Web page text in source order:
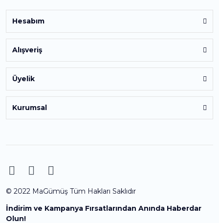
Hesabım
Alışveriş
Üyelik
Kurumsal
© 2022 MaGümüş Tüm Hakları Saklıdır
İndirim ve Kampanya Fırsatlarından Anında Haberdar
Olun!